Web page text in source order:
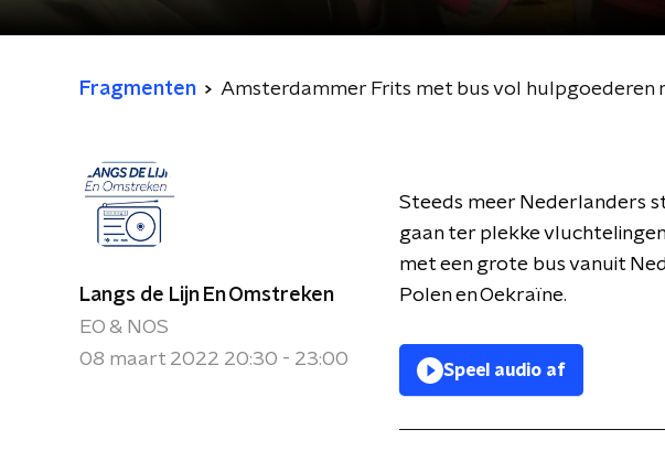
Fragmenten Amsterdammer Frits met bus vol hulpgoederen
Langs de Lijn En Omstreken
EO & NOS
08 maart 2022 20:30 - 23:00
Steeds meer Nederlanders
gaan ter plekke
met een grote bus vanuit
Polen en Oekraïne.
Speel audio af